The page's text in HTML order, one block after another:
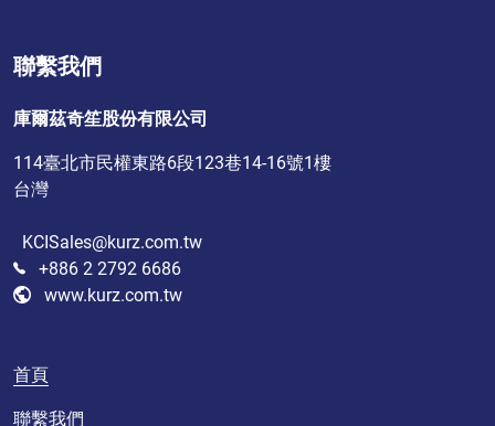
聯繫我們
庫爾茲奇笙股份有限公司
114臺北市民權東路6段123巷14-16號1樓
台灣
KCISales@kurz.com.tw
+886 2 2792 6686
www.kurz.com.tw
首頁
聯繫我們